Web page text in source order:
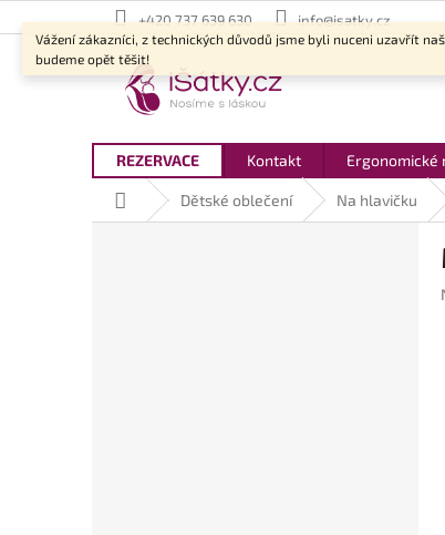
na
obsah
Vážení zákazníci, z technických důvodů jsme byli nuceni uzavřít
budeme opět těšit!
+420 737 639 630 info@isatky.cz
REZERVACE Kontakt Ergonomické
Domů Dětské oblečení Na hlavičku